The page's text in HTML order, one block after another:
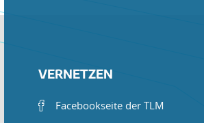
VERNETZEN
Facebookseite der TLM